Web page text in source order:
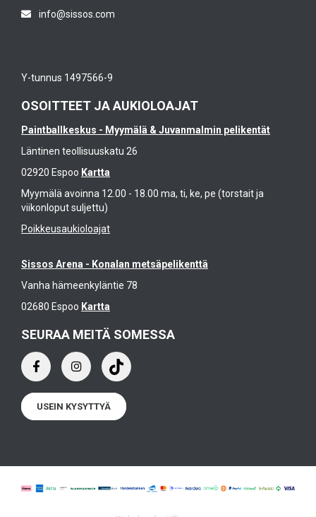
info@sissos.com
Y-tunnus 1497566-9
OSOITTEET JA AUKIOLOAJAT
Paintballkeskus - Myymälä & Juvanmalmin pelikentät
Läntinen teollisuuskatu 26
02920 Espoo Kartta
Myymälä avoinna 12.00 - 18.00 ma, ti, ke, pe (torstait ja
viikonloput suljettu)
Poikkeusaukioloajat
Sissos Arena - Konalan metsäpelikenttä
Vanha hämeenkyläntie 78
02680 Espoo Kartta
SEURAA MEITÄ SOMESSA
USEIN KYSYTTYÄ